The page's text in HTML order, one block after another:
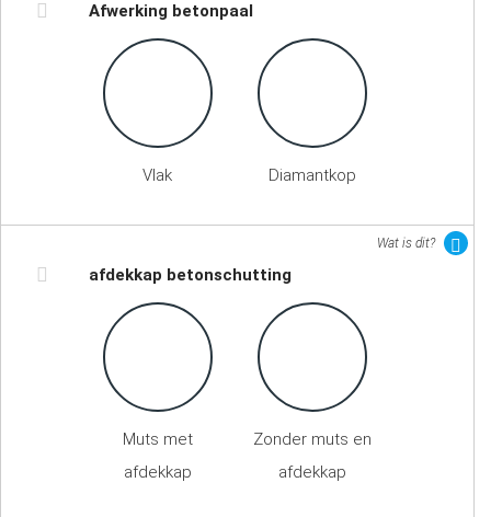
Afwerking betonpaal
Vlak Diamantkop
Wat is dit?
afdekkap betonschutting
Muts met
afdekkap
Zonder muts en
afdekkap